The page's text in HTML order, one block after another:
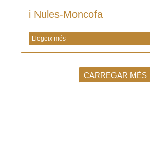
i Nules-Moncofa
Llegeix més
CARREGAR MÉS